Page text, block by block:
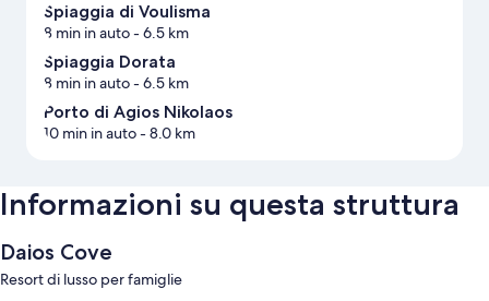
Spiaggia di Voulisma
8 min in auto- 6.5 km
Spiaggia Dorata
8 min in auto- 6.5 km
Porto di Agios Nikolaos
10 min in auto- 8.0 km
Informazioni su questa struttura
Daios Cove
Resort di lusso per famiglie